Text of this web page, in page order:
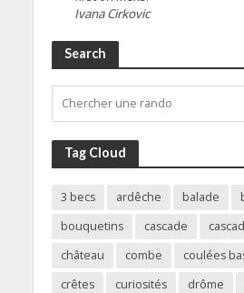
Ivana Cirkovic
Search
Tag Cloud
3 becs ardêche balade
bouquetins
cascade
château
combe coulées
crêtes
curiosités drôme